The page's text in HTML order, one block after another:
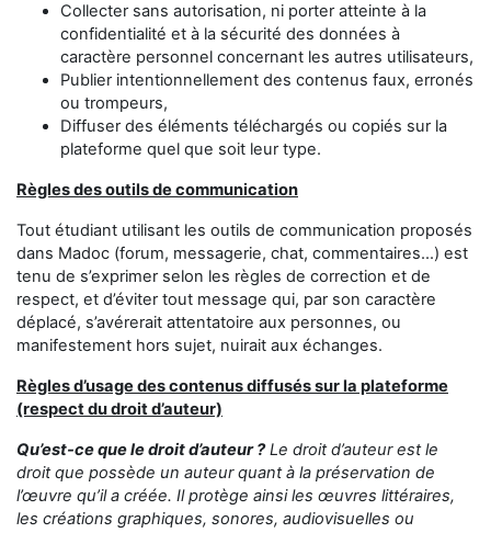
Collecter sans autorisation, ni porter atteinte à la
confidentialité et à la sécurité des données à
caractère personnel concernant les autres utilisateurs,
Publier intentionnellement des contenus faux, erronés
ou trompeurs,
Diffuser des éléments téléchargés ou copiés sur la
plateforme quel que soit leur type.
Règles des outils de communication
Tout étudiant utilisant les outils de communication proposés
dans Madoc (forum, messagerie, chat, commentaires...) est
tenu de s’exprimer selon les règles de correction et de
respect, et d’éviter tout message qui, par son caractère
déplacé, s’avérerait attentatoire aux personnes, ou
manifestement hors sujet, nuirait aux échanges.
Règles d’usage des contenus diffusés sur la plateforme
(respect du droit d’auteur)
Qu’est-ce que le droit d’auteur ?Le droit d’auteur est le
droit que possède un auteur quant à la préservation de
l’œuvre qu’il a créée. Il protège ainsi les œuvres littéraires,
les créations graphiques, sonores, audiovisuelles ou